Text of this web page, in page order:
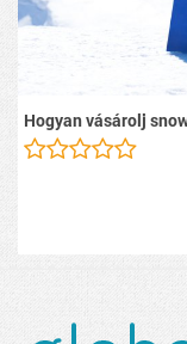
Hogyan vásárolj